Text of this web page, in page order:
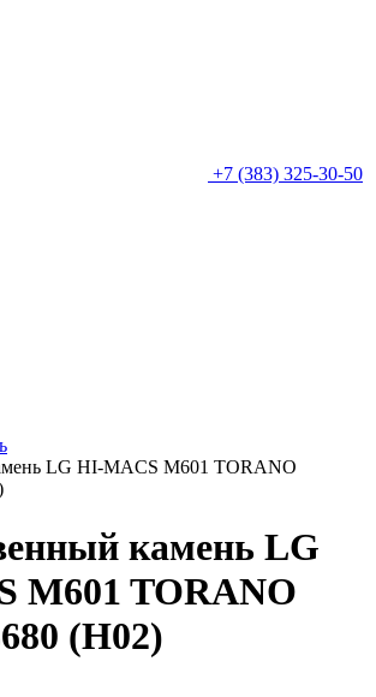
+7 (383) 325-30-50
LG HI-MACS M601 TORANO
камень LG
M601 TORANO
(H02)